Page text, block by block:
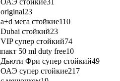
стойкие31
23
мега стойкие110
стойкий23
супер стойкий74
50 ml duty free10
Фри супер стойкий49
супер стойкие217